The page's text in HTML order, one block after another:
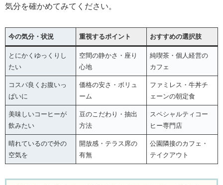
気分を確かめてみてください。
今の気分・状況 重視するポイント おすすめの選択肢
とにかくゆっくりし
たい
空間の静かさ・座り
心地
純喫茶・個人経営の
カフェ
コスパ良くお腹いっ
ぱいに
価格の安さ・ボリュ
ーム
ファミレス・牛丼チ
ェーンの朝定食
美味しいコーヒーが
飲みたい
豆のこだわり・抽出
方法
スペシャルティコー
ヒー専門店
晴れているので外の
空気を
開放感・テラス席の
有無
公園隣接のカフェ・
テイクアウト